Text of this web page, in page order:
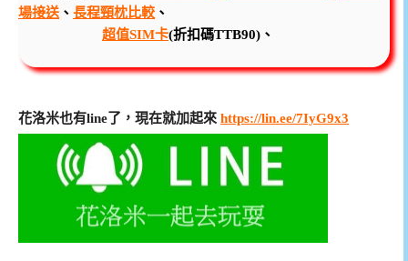
場接送 、 長程頸枕比較 、
超值SIM卡(折扣碼TTB90)、
花洛米也有line了，現在就加起來 https://lin.ee/7IyG9x3